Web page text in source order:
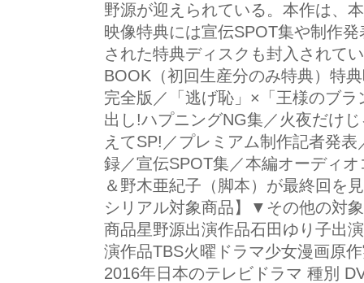
野源が迎えられている。本作は、
映像特典には宣伝SPOT集や制作
された特典ディスクも封入されて
BOOK（初回生産分のみ特典）特
完全版／「逃げ恥」×「王様のブ
出し!ハプニングNG集／火夜だけ
えてSP!／プレミアム制作記者発
録／宣伝SPOT集／本編オーディ
＆野木亜紀子（脚本）が最終回を
シリアル対象商品】▼その他の対
商品星野源出演作品石田ゆり子出
演作品TBS火曜ドラマ少女漫画原
2016年日本のテレビドラマ 種別